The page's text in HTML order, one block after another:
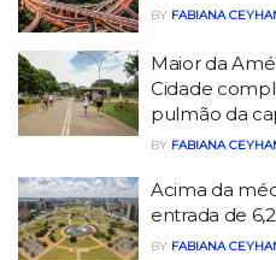
BY FABIANA
Maior da
Cidade
pulmão da
BY FABIANA
Acima da
entrada de
BY FABIANA